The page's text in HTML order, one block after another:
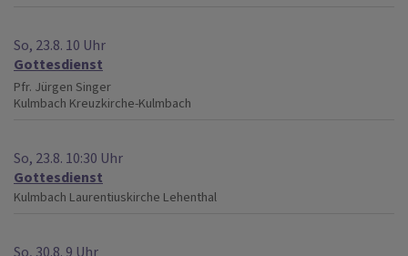
So, 23.8. 10 Uhr
Gottesdienst
Pfr. Jürgen Singer
Kulmbach Kreuzkirche-Kulmbach
So, 23.8. 10:30 Uhr
Gottesdienst
Kulmbach Laurentiuskirche Lehenthal
So, 30.8. 9 Uhr